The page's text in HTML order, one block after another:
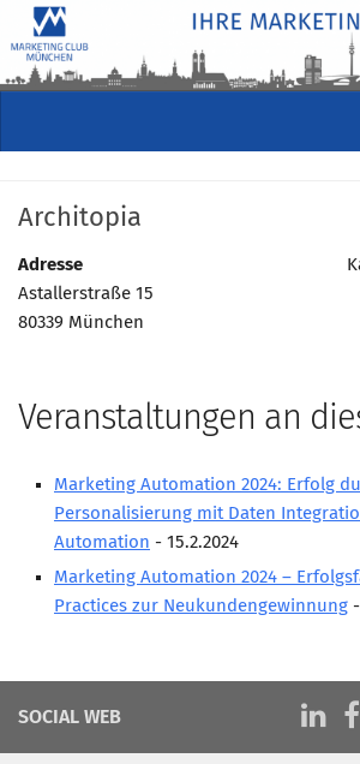
Kommende Veranstaltungen
Veranstaltungsformate
Wer wir sind
Geschäftsstelle
Marketing Pioniere
Arbeitsgruppen
Architopia
Adresse
Astallerstraße 15
80339 München
Veranstaltungen an
Marketing Automation 2024: Erfolg
Personalisierung mit Daten
Automation - 15.2.2024
Marketing Automation 2024 –
Practices zur Neukundengewinnung
SOCIAL WEB